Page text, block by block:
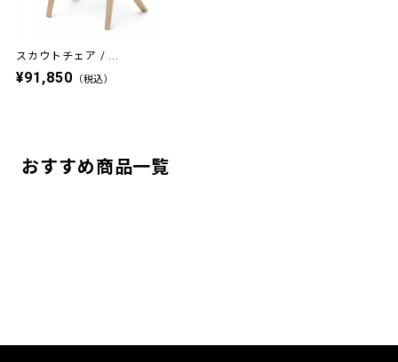
スカウトチェア / ...
¥91,850 （税込）
おすすめ商品一覧